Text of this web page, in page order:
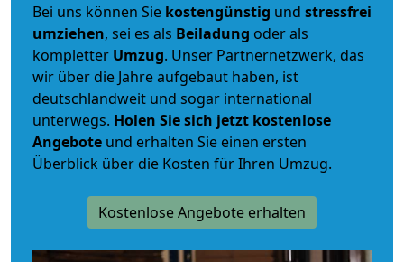
Bei uns können Sie kostengünstig und stressfrei
umziehen, sei es als Beiladung oder als
kompletter Umzug. Unser Partnernetzwerk, das
wir über die Jahre aufgebaut haben, ist
deutschlandweit und sogar international
unterwegs. Holen Sie sich jetzt kostenlose
Angebote und erhalten Sie einen ersten
Überblick über die Kosten für Ihren Umzug.
Kostenlose Angebote erhalten